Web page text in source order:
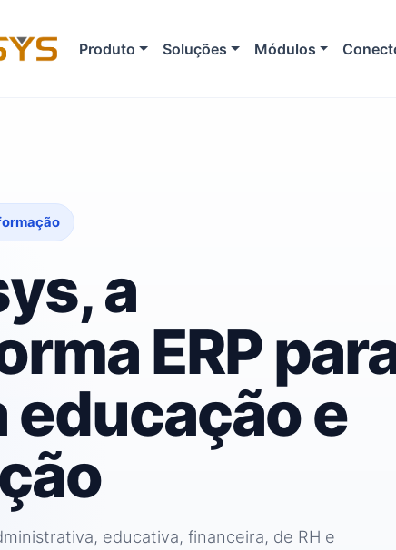
Produto Soluções Módulos
a
ERP
educação e
educativa, financeira, de RH e